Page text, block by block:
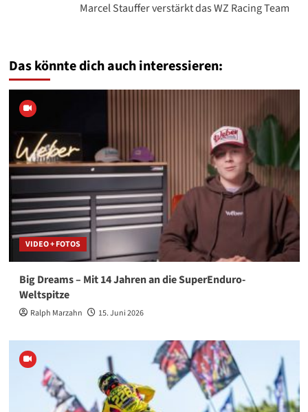
Marcel Stauffer verstärkt das WZ Racing Team
Das könnte dich auch interessieren:
VIDEO + FOTOS
Big Dreams – Mit 14 Jahren an die SuperEnduro-
Weltspitze
Ralph Marzahn 15. Juni 2026